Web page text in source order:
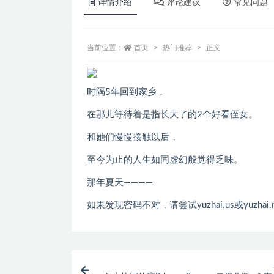
详情介绍 评论建议 常见问题
当前位置： 首页 热门推荐 正文
时隔5年回到家乡，
在那儿等待着是指长大了的2个好看侄女。
和她们慢慢接触以后，
至今为止的人生如同虚幻般觉得乏味。
那年夏天————
如果发现密码不对，请尝试yuzhai.us或